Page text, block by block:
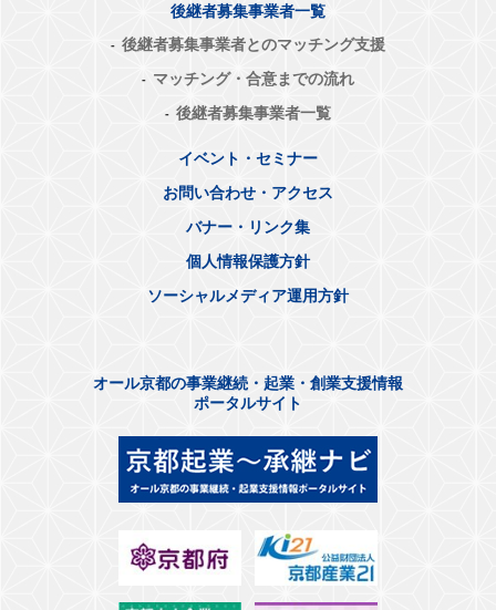
後継者募集事業者一覧
後継者募集事業者とのマッチング支援
マッチング・合意までの流れ
後継者募集事業者一覧
イベント・セミナー
お問い合わせ・アクセス
バナー・リンク集
個人情報保護方針
ソーシャルメディア運用方針
オール京都の事業継続・起業・創業支援情報
ポータルサイト